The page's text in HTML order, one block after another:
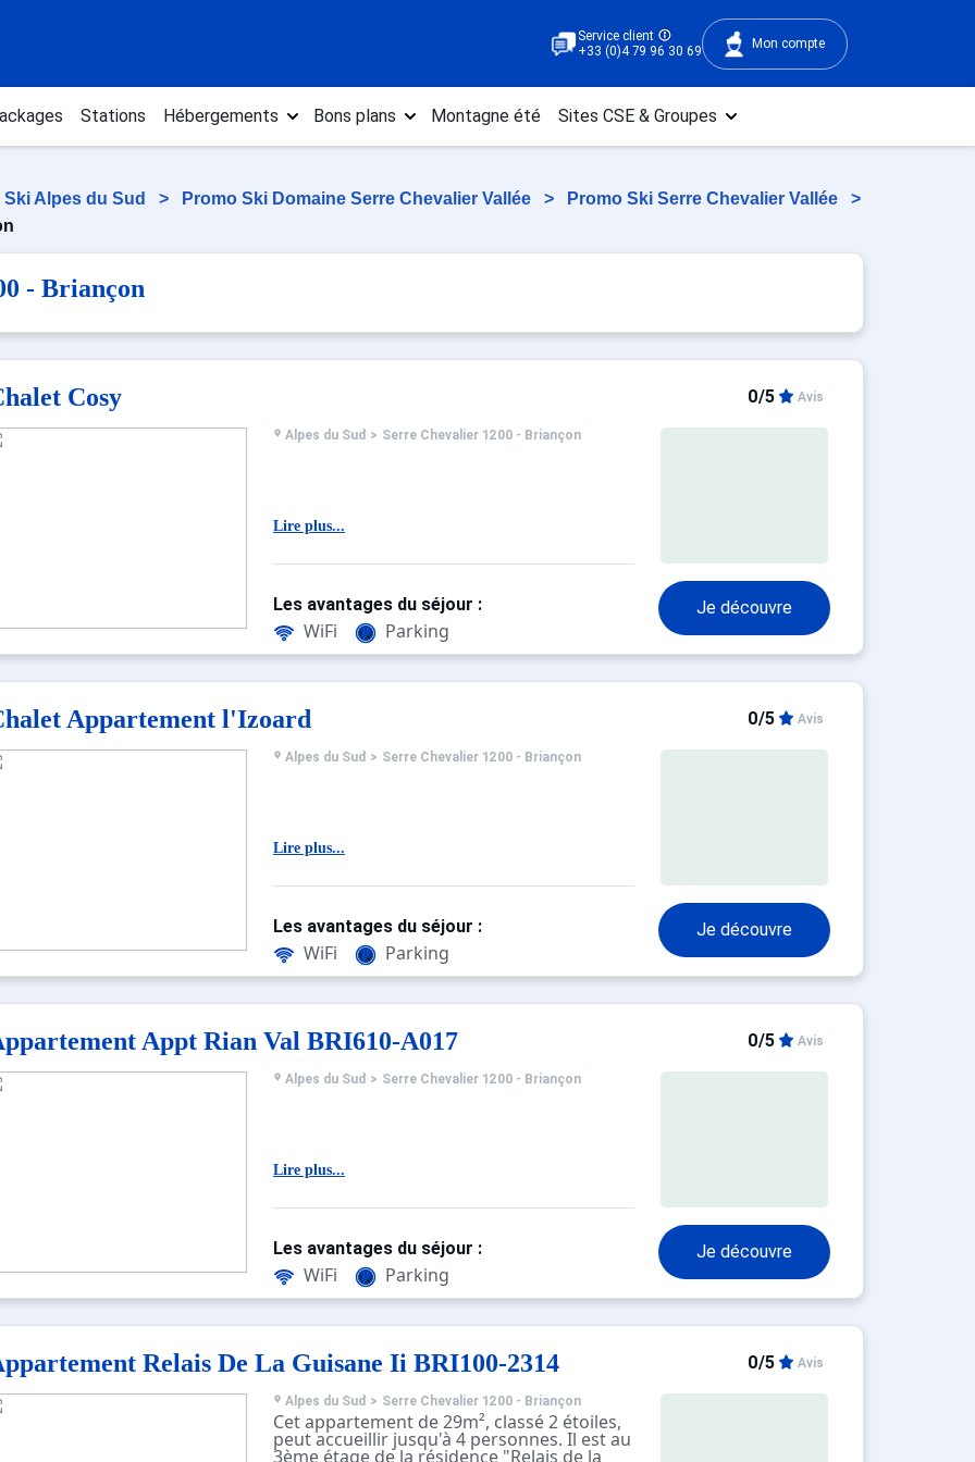
Service client
+33 (0)4 79 96 30 69
Mon compte
Stations Hébergements Bons plans Montagne été Sites CSE & Groupes
Alpes du Sud > Promo Ski Domaine Serre Chevalier Vallée > Promo Ski Serre Chevalier Vallée
>
- Briançon
Cosy 0/5 Avis
Alpes du Sud > Serre Chevalier 1200 - Briançon
Lire plus...
Je découvre
Les avantages du séjour :
WiFi Parking
Appartement l'Izoard 0/5 Avis
Alpes du Sud > Serre Chevalier 1200 - Briançon
Lire plus...
Je découvre
Les avantages du séjour :
WiFi Parking
Appt Rian Val BRI610-A017 0/5 Avis
Alpes du Sud > Serre Chevalier 1200 - Briançon
Lire plus...
Je découvre
Les avantages du séjour :
WiFi Parking
Relais De La Guisane Ii BRI100-2314 0/5 Avis
Alpes du Sud > Serre Chevalier 1200 - Briançon
Cet appartement de 29m², classé 2 étoiles,
peut accueillir jusqu'à 4 personnes. Il est au
3ème étage de la résidence "Relais de la